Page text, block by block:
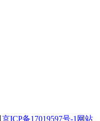
京ICP备17019597号-1 网站